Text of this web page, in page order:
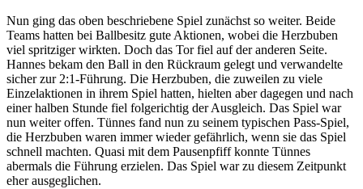
Nun ging das oben beschriebene Spiel zunächst so weiter. Beide
Teams hatten bei Ballbesitz gute Aktionen, wobei die Herzbuben
viel spritziger wirkten. Doch das Tor fiel auf der anderen Seite.
Hannes bekam den Ball in den Rückraum gelegt und verwandelte
sicher zur 2:1-Führung. Die Herzbuben, die zuweilen zu viele
Einzelaktionen in ihrem Spiel hatten, hielten aber dagegen und nach
einer halben Stunde fiel folgerichtig der Ausgleich. Das Spiel war
nun weiter offen. Tünnes fand nun zu seinem typischen Pass-Spiel,
die Herzbuben waren immer wieder gefährlich, wenn sie das Spiel
schnell machten. Quasi mit dem Pausenpfiff konnte Tünnes
abermals die Führung erzielen. Das Spiel war zu diesem Zeitpunkt
eher ausgeglichen.